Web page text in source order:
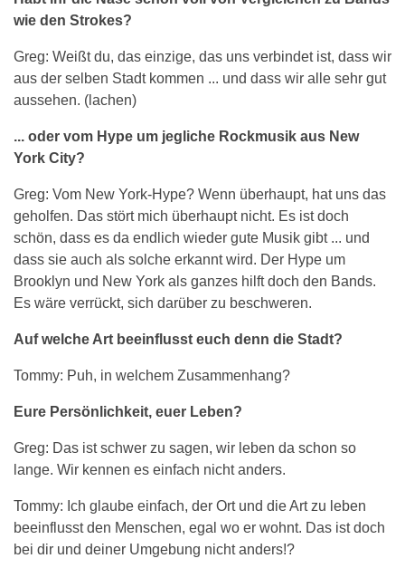
wie den Strokes?
Greg: Weißt du, das einzige, das uns verbindet ist, dass wir
aus der selben Stadt kommen ... und dass wir alle sehr gut
aussehen. (lachen)
... oder vom Hype um jegliche Rockmusik aus New
York City?
Greg: Vom New York-Hype? Wenn überhaupt, hat uns das
geholfen. Das stört mich überhaupt nicht. Es ist doch
schön, dass es da endlich wieder gute Musik gibt ... und
dass sie auch als solche erkannt wird. Der Hype um
Brooklyn und New York als ganzes hilft doch den Bands.
Es wäre verrückt, sich darüber zu beschweren.
Auf welche Art beeinflusst euch denn die Stadt?
Tommy: Puh, in welchem Zusammenhang?
Eure Persönlichkeit, euer Leben?
Greg: Das ist schwer zu sagen, wir leben da schon so
lange. Wir kennen es einfach nicht anders.
Tommy: Ich glaube einfach, der Ort und die Art zu leben
beeinflusst den Menschen, egal wo er wohnt. Das ist doch
bei dir und deiner Umgebung nicht anders!?